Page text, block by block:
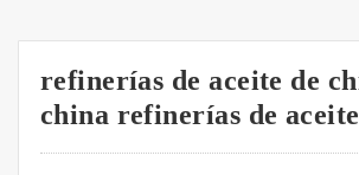
refinerías de aceite de
china refinerías de